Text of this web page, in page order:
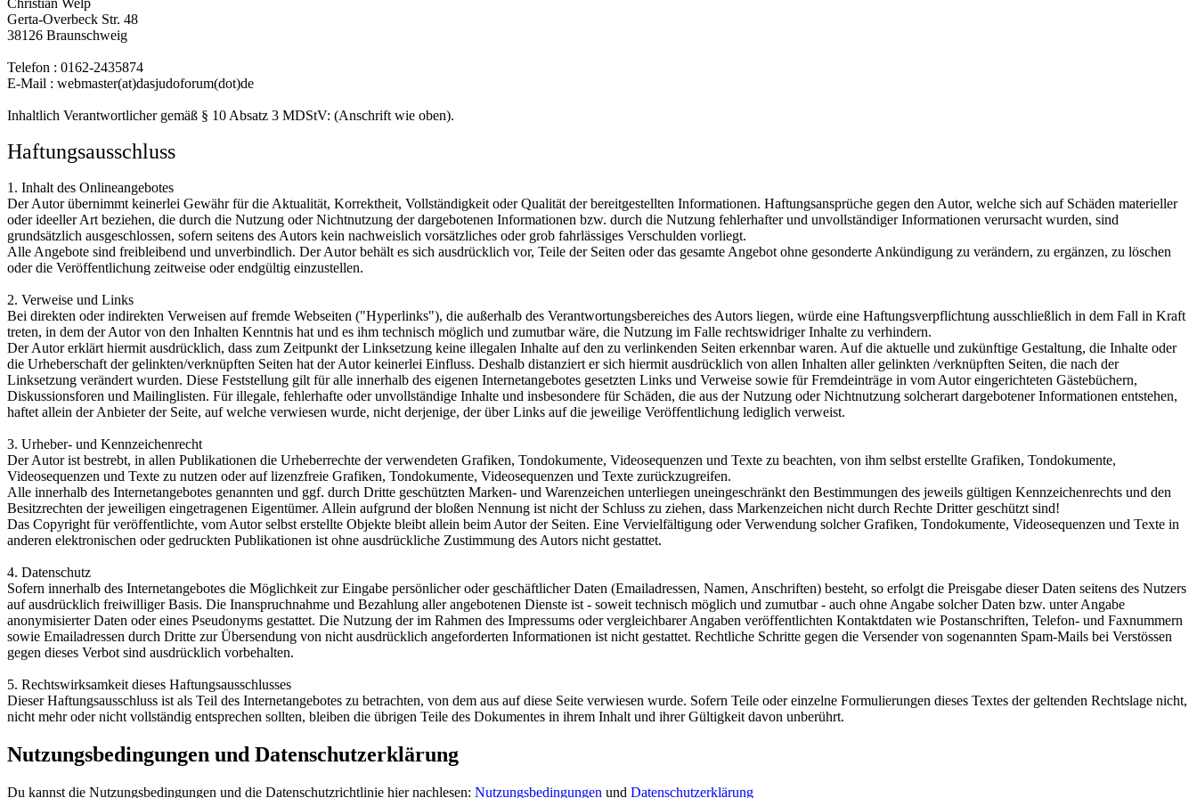
Christian Welp
Gerta-Overbeck Str. 48
38126 Braunschweig
Telefon : 0162-2435874
E-Mail : webmaster(at)dasjudoforum(dot)de
Inhaltlich Verantwortlicher gemäß § 10 Absatz 3 MDStV: (Anschrift wie oben).
Haftungsausschluss
1. Inhalt des Onlineangebotes
Der Autor übernimmt keinerlei Gewähr für die Aktualität, Korrektheit, Vollständigkeit oder Qualität der bereitgestellten Informationen. Haftungsansprüche gegen den Autor, welche sich auf Schäden materieller
oder ideeller Art beziehen, die durch die Nutzung oder Nichtnutzung der dargebotenen Informationen bzw. durch die Nutzung fehlerhafter und unvollständiger Informationen verursacht wurden, sind
grundsätzlich ausgeschlossen, sofern seitens des Autors kein nachweislich vorsätzliches oder grob fahrlässiges Verschulden vorliegt.
Alle Angebote sind freibleibend und unverbindlich. Der Autor behält es sich ausdrücklich vor, Teile der Seiten oder das gesamte Angebot ohne gesonderte Ankündigung zu verändern, zu ergänzen, zu löschen
oder die Veröffentlichung zeitweise oder endgültig einzustellen.
2. Verweise und Links
Bei direkten oder indirekten Verweisen auf fremde Webseiten ("Hyperlinks"), die außerhalb des Verantwortungsbereiches des Autors liegen, würde eine Haftungsverpflichtung ausschließlich in dem Fall in Kraft
treten, in dem der Autor von den Inhalten Kenntnis hat und es ihm technisch möglich und zumutbar wäre, die Nutzung im Falle rechtswidriger Inhalte zu verhindern.
Der Autor erklärt hiermit ausdrücklich, dass zum Zeitpunkt der Linksetzung keine illegalen Inhalte auf den zu verlinkenden Seiten erkennbar waren. Auf die aktuelle und zukünftige Gestaltung, die Inhalte oder
die Urheberschaft der gelinkten/verknüpften Seiten hat der Autor keinerlei Einfluss. Deshalb distanziert er sich hiermit ausdrücklich von allen Inhalten aller gelinkten /verknüpften Seiten, die nach der
Linksetzung verändert wurden. Diese Feststellung gilt für alle innerhalb des eigenen Internetangebotes gesetzten Links und Verweise sowie für Fremdeinträge in vom Autor eingerichteten Gästebüchern,
Diskussionsforen und Mailinglisten. Für illegale, fehlerhafte oder unvollständige Inhalte und insbesondere für Schäden, die aus der Nutzung oder Nichtnutzung solcherart dargebotener Informationen entstehen,
haftet allein der Anbieter der Seite, auf welche verwiesen wurde, nicht derjenige, der über Links auf die jeweilige Veröffentlichung lediglich verweist.
3. Urheber- und Kennzeichenrecht
Der Autor ist bestrebt, in allen Publikationen die Urheberrechte der verwendeten Grafiken, Tondokumente, Videosequenzen und Texte zu beachten, von ihm selbst erstellte Grafiken, Tondokumente,
Videosequenzen und Texte zu nutzen oder auf lizenzfreie Grafiken, Tondokumente, Videosequenzen und Texte zurückzugreifen.
Alle innerhalb des Internetangebotes genannten und ggf. durch Dritte geschützten Marken- und Warenzeichen unterliegen uneingeschränkt den Bestimmungen des jeweils gültigen Kennzeichenrechts und den
Besitzrechten der jeweiligen eingetragenen Eigentümer. Allein aufgrund der bloßen Nennung ist nicht der Schluss zu ziehen, dass Markenzeichen nicht durch Rechte Dritter geschützt sind!
Das Copyright für veröffentlichte, vom Autor selbst erstellte Objekte bleibt allein beim Autor der Seiten. Eine Vervielfältigung oder Verwendung solcher Grafiken, Tondokumente, Videosequenzen und Texte in
anderen elektronischen oder gedruckten Publikationen ist ohne ausdrückliche Zustimmung des Autors nicht gestattet.
4. Datenschutz
Sofern innerhalb des Internetangebotes die Möglichkeit zur Eingabe persönlicher oder geschäftlicher Daten (Emailadressen, Namen, Anschriften) besteht, so erfolgt die Preisgabe dieser Daten seitens des Nutzers
auf ausdrücklich freiwilliger Basis. Die Inanspruchnahme und Bezahlung aller angebotenen Dienste ist - soweit technisch möglich und zumutbar - auch ohne Angabe solcher Daten bzw. unter Angabe
anonymisierter Daten oder eines Pseudonyms gestattet. Die Nutzung der im Rahmen des Impressums oder vergleichbarer Angaben veröffentlichten Kontaktdaten wie Postanschriften, Telefon- und Faxnummern
sowie Emailadressen durch Dritte zur Übersendung von nicht ausdrücklich angeforderten Informationen ist nicht gestattet. Rechtliche Schritte gegen die Versender von sogenannten Spam-Mails bei Verstössen
gegen dieses Verbot sind ausdrücklich vorbehalten.
5. Rechtswirksamkeit dieses Haftungsausschlusses
Dieser Haftungsausschluss ist als Teil des Internetangebotes zu betrachten, von dem aus auf diese Seite verwiesen wurde. Sofern Teile oder einzelne Formulierungen dieses Textes der geltenden Rechtslage nicht,
nicht mehr oder nicht vollständig entsprechen sollten, bleiben die übrigen Teile des Dokumentes in ihrem Inhalt und ihrer Gültigkeit davon unberührt.
Nutzungsbedingungen und Datenschutzerklärung
Du kannst die Nutzungsbedingungen und die Datenschutzrichtlinie hier nachlesen: Nutzungsbedingungen und Datenschutzerklärung